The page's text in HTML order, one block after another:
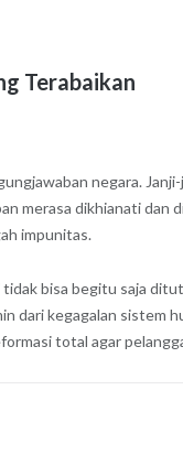
Terabaikan
negara.
merasa dikhianati
impunitas.
bisa begitu saja
dari kegagalan
total agar